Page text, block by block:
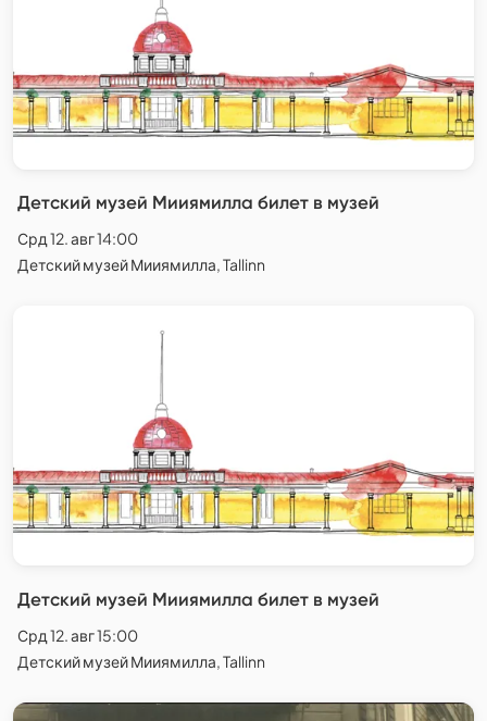
Детский музей Мииямилла билет в музей
Срд 12. авг 14:00
Детский музей Мииямилла, Tallinn
Детский музей Мииямилла билет в музей
Срд 12. авг 15:00
Детский музей Мииямилла, Tallinn